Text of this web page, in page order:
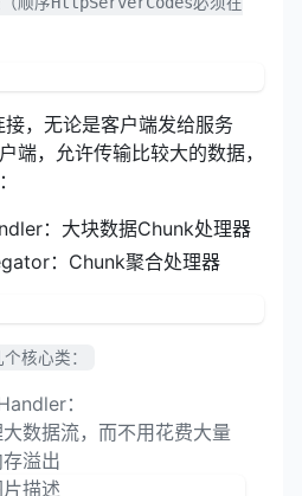
，无论是客户端发给服务
端，允许传输比较大的数据，
：大块数据Chunk处理器
：Chunk聚合处理器
核心类：
：
数据流，而不用花费大量
溢出